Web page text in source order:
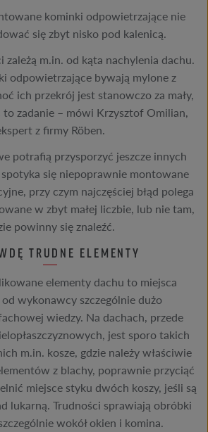
kominki odpowietrzające nie
się zbyt nisko pod kalenicą.
zależą m.in. od kąta nachylenia dachu.
odpowietrzające bywają mylone z
ich przekrój jest stanowczo za mały,
to zadanie – mówi Krzysztof Omilian,
z firmy Röben.
potrafią przysporzyć jeszcze innych
się niepoprawnie montowane
przy czym najczęściej błąd polega
w zbyt małej liczbie, lub nie tam,
powinny się znaleźć.
TRUDNE ELEMENTY
elementy dachu to miejsca
wykonawcy szczególnie dużo
wiedzy. Na dachach, przede
jest sporo takich
m.in. kosze, gdzie należy właściwie
z blachy, poprawnie przyciąć
miejsce styku dwóch koszy, jeśli są
lukarną. Trudności sprawiają obróbki
wokół okien i komina.